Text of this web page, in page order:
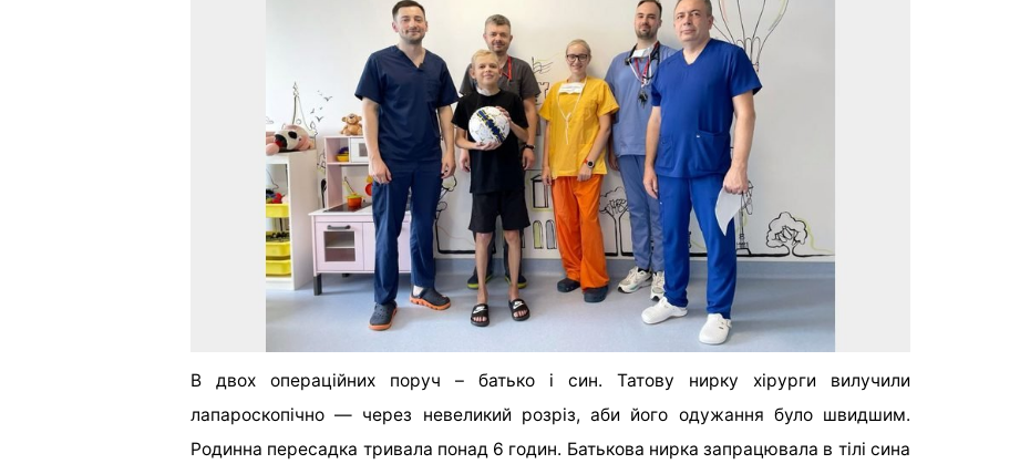
В двох операційних поруч – батько і син. Татову нирку хірурги вилучили
лапароскопічно — через невеликий розріз, аби його одужання було швидшим.
Родинна пересадка тривала понад 6 годин. Батькова нирка запрацювала в тілі сина